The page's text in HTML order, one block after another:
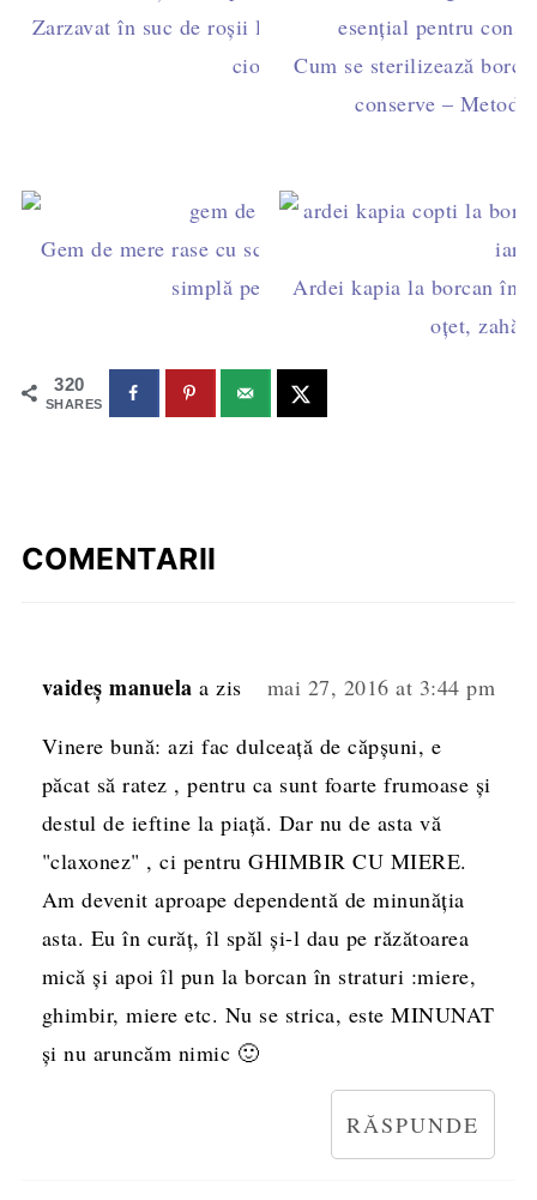
Zarzavat în suc de roșii la borcan - perfect pentru
ciorbe
Cum se sterilizează
conserve –
Gem de mere rase cu scorțișoară și rom - rețetă
simplă pentru iarnăArdei kapia la borcan în
oțet, zahăr
320
SHARES
COMENTARII
vaideş manuela a zis mai 27, 2016 at 3:44 pm
Vinere bună: azi fac dulceaţă de căpşuni, e
păcat să ratez , pentru ca sunt foarte frumoase şi
destul de ieftine la piaţă. Dar nu de asta vă
"claxonez" , ci pentru GHIMBIR CU MIERE.
Am devenit aproape dependentă de minunăţia
asta. Eu în curăţ, îl spăl şi-l dau pe răzătoarea
mică şi apoi îl pun la borcan în straturi :miere,
ghimbir, miere etc. Nu se strica, este MINUNAT
şi nu aruncăm nimic 🙂
RĂSPUNDE